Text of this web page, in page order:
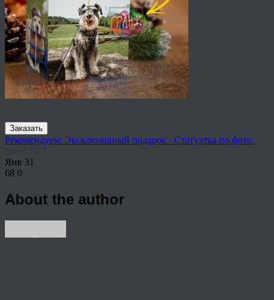
Заказать
Рекомендуем: Эксклюзивный подарок - Статуэтка по фото.
Янв 31
68 0
About the author